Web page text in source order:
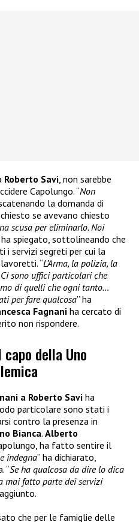
Roberto Savi, non sarebbe
Capolungo. “Non
la domanda di
se avevano chiesto
scusa per eliminarlo. Noi
ha spiegato, sottolineando che
i servizi segreti per cui la
“L’Arma, la polizia, la
sono uffici particolari che
di quelli che ogni tanto…
per fare qualcosa” ha
Fagnaniha cercato di
non rispondere.
della Uno
a Roberto Savi ha
particolare sono stati i
contro la presenza in
Bianca. Alberto
ha fatto sentire il
indegna” ha dichiarato,
“Se ha qualcosa da dire lo dica
mai fatto parte dei servizi
che per le famiglie delle